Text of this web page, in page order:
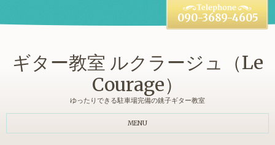
ギター教室 ルクラージュ（Le
Courage）
ゆったりできる駐車場完備の銚子ギター教室
090-3689-4605
MENU